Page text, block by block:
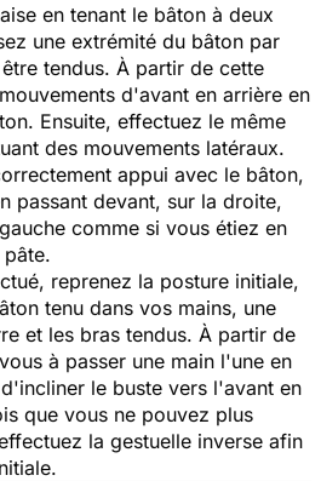
en tenant le bâton à deux
une extrémité du bâton par
tendus. À partir de cette
d'avant en arrière en
Ensuite, effectuez le même
des mouvements latéraux.
appui avec le bâton,
passant devant, sur la droite,
comme si vous étiez en
reprenez la posture initiale,
tenu dans vos mains, une
et les bras tendus. À partir de
à passer une main l'une en
le buste vers l'avant en
que vous ne pouvez plus
la gestuelle inverse afin